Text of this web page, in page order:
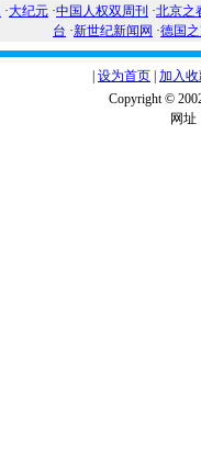
·大纪元 ·中国人权双周刊 ·北京之
台 ·新世纪新闻网 ·德国
设为首页 加入
Copyright ©
网址